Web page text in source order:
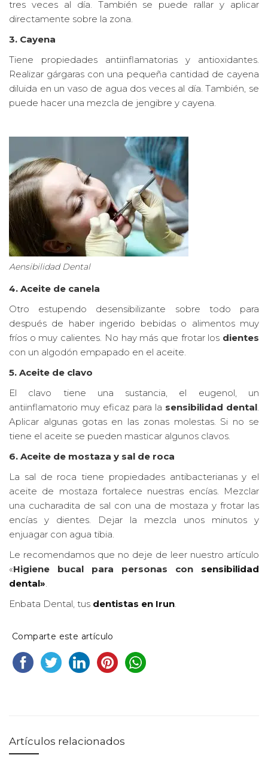
tres veces al día. También se puede rallar y aplicar
directamente sobre la zona.
3. Cayena
Tiene propiedades antiinflamatorias y antioxidantes.
Realizar gárgaras con una pequeña cantidad de cayena
diluida en un vaso de agua dos veces al día. También, se
puede hacer una mezcla de jengibre y cayena.
Aensibilidad Dental
4. Aceite de canela
Otro estupendo desensibilizante sobre todo para
después de haber ingerido bebidas o alimentos muy
fríos o muy calientes. No hay más que frotar los dientes
con un algodón empapado en el aceite.
5. Aceite de clavo
El clavo tiene una sustancia, el eugenol, un
antiinflamatorio muy eficaz para la sensibilidad dental.
Aplicar algunas gotas en las zonas molestas. Si no se
tiene el aceite se pueden masticar algunos clavos.
6. Aceite de mostaza y sal de roca
La sal de roca tiene propiedades antibacterianas y el
aceite de mostaza fortalece nuestras encías. Mezclar
una cucharadita de sal con una de mostaza y frotar las
encías y dientes. Dejar la mezcla unos minutos y
enjuagar con agua tibia.
Le recomendamos que no deje de leer nuestro artículo
«Higiene bucal para personas con sensibilidad
dental».
Enbata Dental, tus dentistas en Irun.
Comparte este artículo
Artículos relacionados